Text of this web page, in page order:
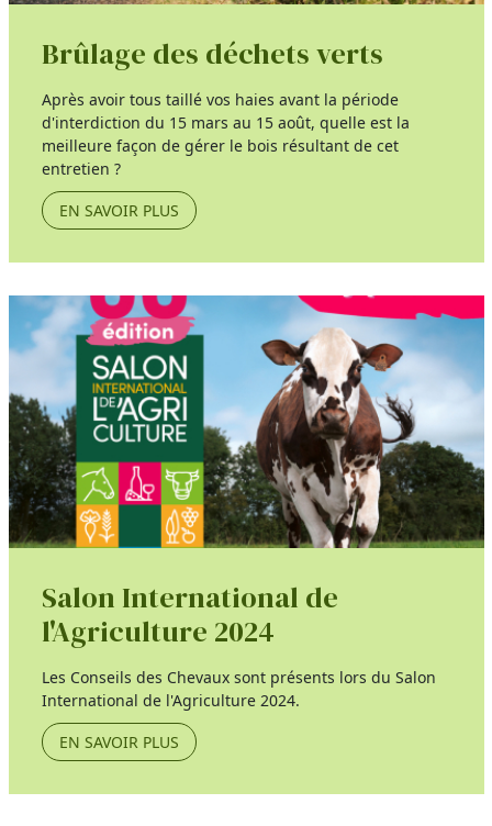
Brûlage des déchets verts
Après avoir tous taillé vos haies avant la période
d'interdiction du 15 mars au 15 août, quelle est la
meilleure façon de gérer le bois résultant de cet
entretien ?
EN SAVOIR PLUS
Salon International de
l'Agriculture 2024
Les Conseils des Chevaux sont présents lors du Salon
International de l'Agriculture 2024.
EN SAVOIR PLUS